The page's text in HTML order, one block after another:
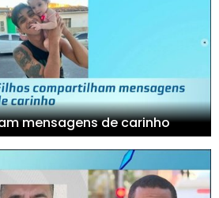
mensagens de carinho